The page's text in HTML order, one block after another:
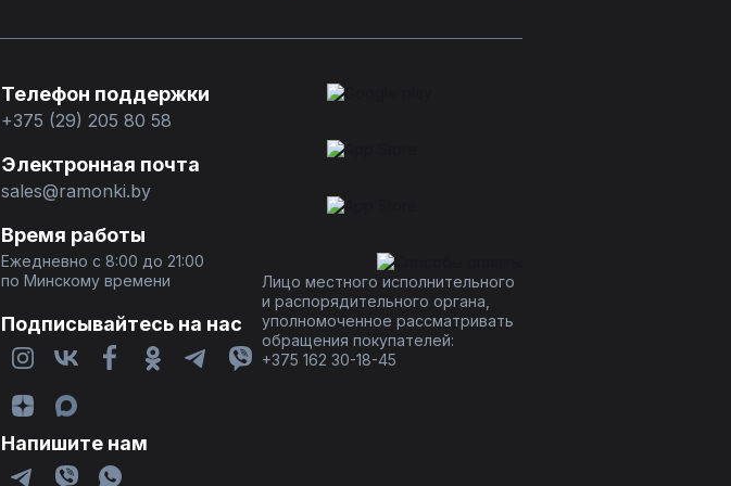
Телефон поддержки
+375 (29) 205 80 58
Электронная почта
sales@ramonki.by
Время работы
Ежедневно с 8:00 до 21:00
по Минскому времени
Подписывайтесь на нас
Напишите нам
Лицо местного исполнительного
и распорядительного органа,
уполномоченное рассматривать
обращения покупателей:
+375 162 30-18-45